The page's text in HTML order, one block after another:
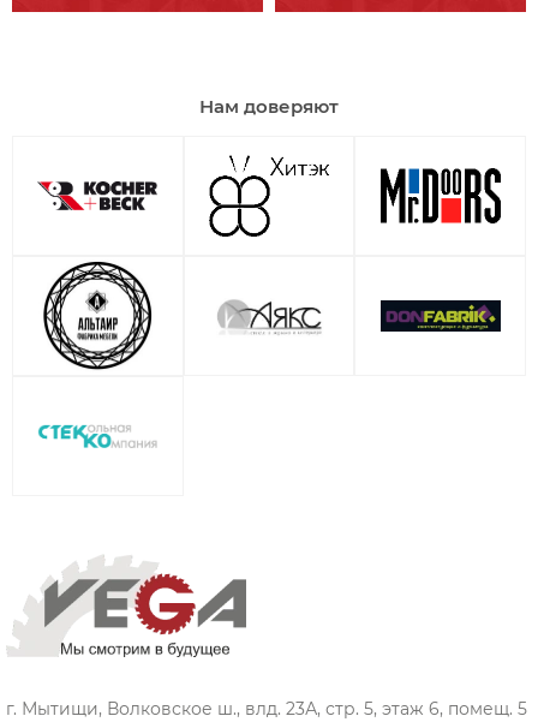
Нам доверяют
г. Мытищи, Волковское ш., влд. 23А, стр. 5, этаж 6, помещ. 5